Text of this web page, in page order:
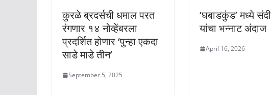
कुरळे ब्रदर्सची धमाल परत
रंगणार १४ नोव्हेंबरला
प्रदर्शित होणार ‘पुन्हा एकदा
साडे माडे तीन’
September 5, 2025
‘घबाडकुंड’ मध्ये
यांचा भन्नाट अंदाज
April 16, 2026